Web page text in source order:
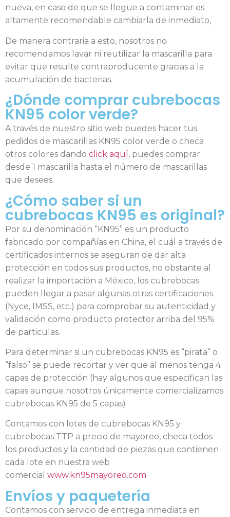
nueva, en caso de que se llegue a contaminar es
altamente recomendable cambiarla de inmediato,
De manera contraria a esto, nosotros no
recomendamos lavar ni reutilizar la mascarilla para
evitar que resulte contraproducente gracias a la
acumulación de bacterias.
¿Dónde comprar cubrebocas
KN95 color verde?
A través de nuestro sitio web puedes hacer tus
pedidos de mascarillas KN95 color verde o checa
otros colores dando click aquí, puedes comprar
desde 1 mascarilla hasta el número de mascarillas
que desees.
¿Cómo saber si un
cubrebocas KN95 es original?
Por su denominación “KN95” es un producto
fabricado por compañías en China, el cuál a través de
certificados internos se aseguran de dar alta
protección en todos sus productos, no obstante al
realizar la importación a México, los cubrebocas
pueden llegar a pasar algunas otras certificaciones
(Nyce, IMSS, etc.) para comprobar su autenticidad y
validación como producto protector arriba del 95%
de particulas.
Para determinar si un cubrebocas KN95 es “pirata” o
“falso” se puede recortar y ver que al menos tenga 4
capas de protección (hay algunos que especifican las
capas aunque nosotros únicamente comercializamos
cubrebocas KN95 de 5 capas)
Contamos con lotes de cubrebocas KN95 y
cubrebocas TTP a precio de mayoreo, checa todos
los productos y la cantidad de piezas que contienen
cada lote en nuestra web
comercial www.kn95mayoreo.com
Envíos y paquetería
Contamos con servicio de entrega inmediata en